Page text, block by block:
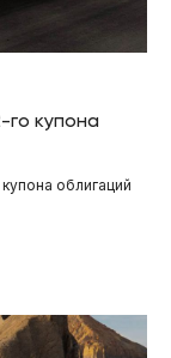
го купона
облигаций